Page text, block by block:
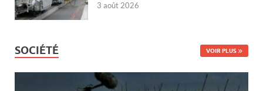
3 août 2026
SOCIÉTÉ VOIR PLUS